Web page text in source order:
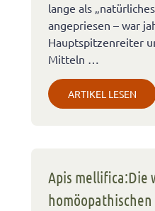
lange als
angepriesen – war
Hauptspitzenreiter
Mitteln …
ARTIKEL LESEN
Apis mellifica:Die